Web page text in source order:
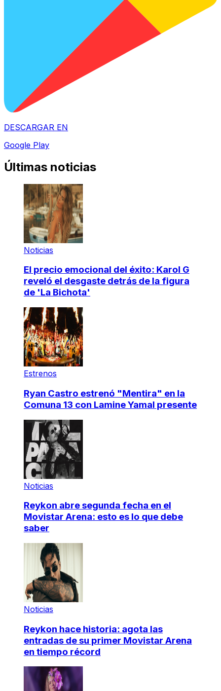
DESCARGAR EN
Google Play
Últimas noticias
Noticias
El precio emocional del éxito: Karol G
reveló el desgaste detrás de la figura
de 'La Bichota'
Estrenos
Ryan Castro estrenó "Mentira" en la
Comuna 13 con Lamine Yamal presente
Noticias
Reykon abre segunda fecha en el
Movistar Arena: esto es lo que debe
saber
Noticias
Reykon hace historia: agota las
entradas de su primer Movistar Arena
en tiempo récord